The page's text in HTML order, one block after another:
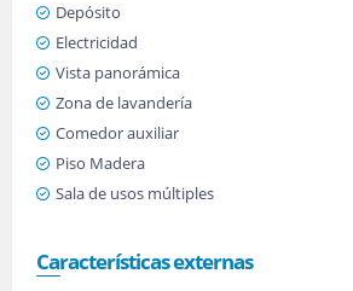
Depósito
Electricidad
Vista panorámica
Zona de lavandería
Comedor auxiliar
Piso Madera
Sala de usos múltiples
Características externas